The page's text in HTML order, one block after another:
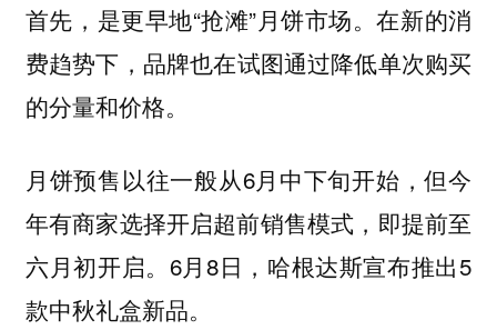
首先，是更早地“抢滩”月饼市场。在新的消
费趋势下， 品牌也在试图通过降低单次购买
的分量和价格。
月饼预售以往一般从6月中下旬开始，但今
年有商家选择开启超前销售模式 ，即提前至
六月初开启。6月8日，哈根达斯宣布推出5
款中秋礼盒新品。